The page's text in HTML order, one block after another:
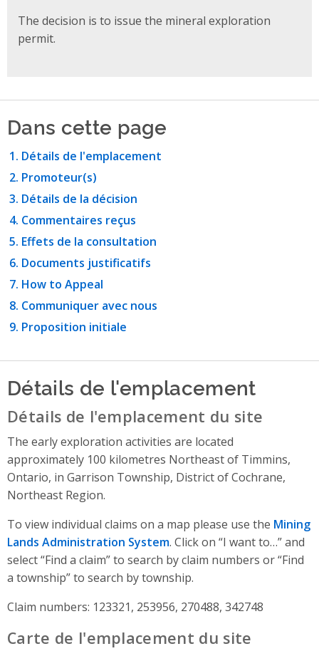
The decision is to issue the mineral exploration
permit.
Dans cette page
Détails de l'emplacement
Promoteur(s)
Détails de la décision
Commentaires reçus
Effets de la consultation
Documents justificatifs
How to Appeal
Communiquer avec nous
Proposition initiale
Détails de l'emplacement
Détails de l'emplacement du site
The early exploration activities are located
approximately 100 kilometres Northeast of Timmins,
Ontario, in Garrison Township, District of Cochrane,
Northeast Region.
To view individual claims on a map please use the Mining
Lands Administration System. Click on “I want to…” and
select “Find a claim” to search by claim numbers or “Find
a township” to search by township.
Claim numbers: 123321, 253956, 270488, 342748
Carte de l'emplacement du site